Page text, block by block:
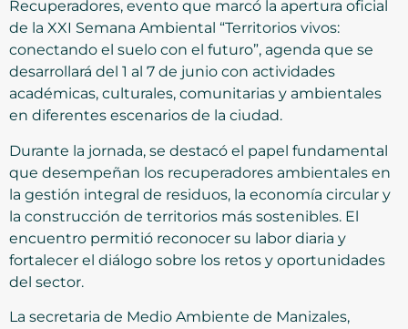
Recuperadores, evento que marcó la apertura oficial
de la XXI Semana Ambiental “Territorios vivos:
conectando el suelo con el futuro”, agenda que se
desarrollará del 1 al 7 de junio con actividades
académicas, culturales, comunitarias y ambientales
en diferentes escenarios de la ciudad.
Durante la jornada, se destacó el papel fundamental
que desempeñan los recuperadores ambientales en
la gestión integral de residuos, la economía circular y
la construcción de territorios más sostenibles. El
encuentro permitió reconocer su labor diaria y
fortalecer el diálogo sobre los retos y oportunidades
del sector.
La secretaria de Medio Ambiente de Manizales,